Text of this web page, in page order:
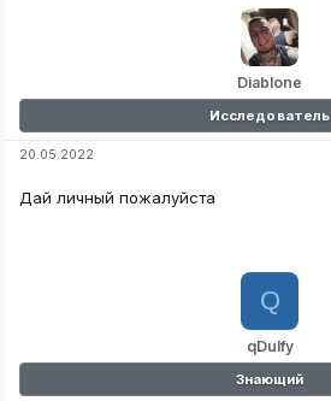
Diablone
Исследователь
20.05.2022
Дай личный пожалуйста
qDulfy
Q
Знающий